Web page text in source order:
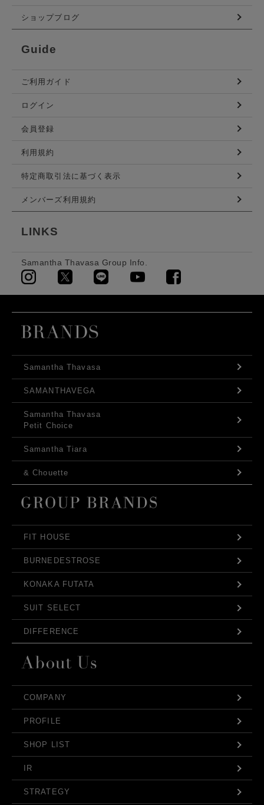
ショップブログ
Guide
ご利用ガイド
ログイン
会員登録
利用規約
特定商取引法に基づく表示
メンバーズ利用規約
LINKS
Samantha Thavasa Group Info.
Samantha Thavasa
SAMANTHAVEGA
Samantha Thavasa
Petit Choice
Samantha Tiara
& Chouette
FIT HOUSE
BURNEDESTROSE
KONAKA FUTATA
SUIT SELECT
DIFFERENCE
COMPANY
PROFILE
SHOP LIST
IR
STRATEGY